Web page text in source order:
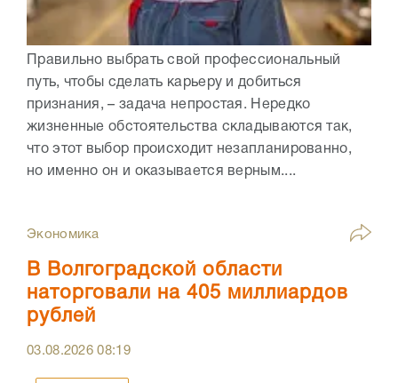
Правильно выбрать свой профессиональный
путь, чтобы сделать карьеру и добиться
признания, – задача непростая. Нередко
жизненные обстоятельства складываются так,
что этот выбор происходит незапланированно,
но именно он и оказывается верным....
Экономика
В Волгоградской области
наторговали на 405 миллиардов
рублей
03.08.202608:19